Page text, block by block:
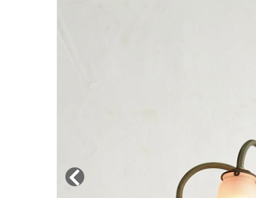
プライバシーポリシー